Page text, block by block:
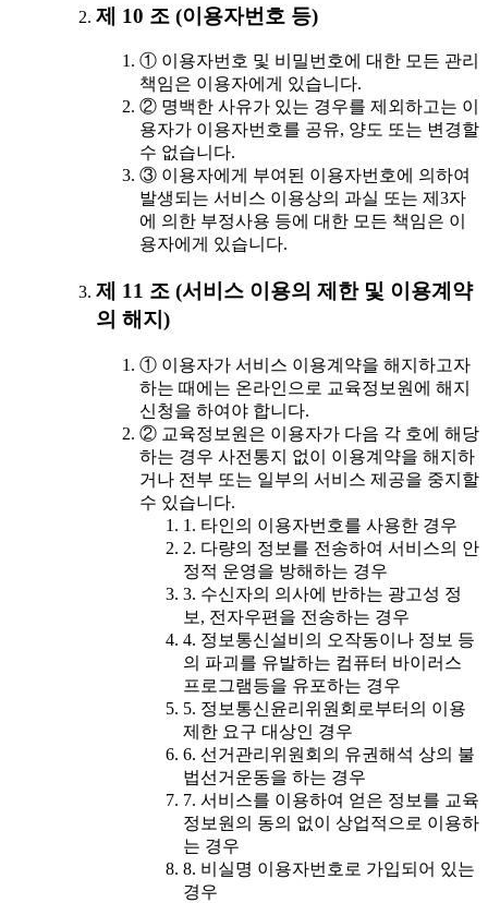
제 10 조 (이용자번호 등)
① 이용자번호 및 비밀번호에 대한 모든 관리
책임은 이용자에게 있습니다.
② 명백한 사유가 있는 경우를 제외하고는 이
용자가 이용자번호를 공유, 양도 또는 변경할
수 없습니다.
③ 이용자에게 부여된 이용자번호에 의하여
발생되는 서비스 이용상의 과실 또는 제3자
에 의한 부정사용 등에 대한 모든 책임은 이
용자에게 있습니다.
제 11 조 (서비스 이용의 제한 및 이용계약
의 해지)
① 이용자가 서비스 이용계약을 해지하고자
하는 때에는 온라인으로 교육정보원에 해지
신청을 하여야 합니다.
② 교육정보원은 이용자가 다음 각 호에 해당
하는 경우 사전통지 없이 이용계약을 해지하
거나 전부 또는 일부의 서비스 제공을 중지할
수 있습니다.
1. 타인의 이용자번호를 사용한 경우
2. 다량의 정보를 전송하여 서비스의 안
정적 운영을 방해하는 경우
3. 수신자의 의사에 반하는 광고성 정
보, 전자우편을 전송하는 경우
4. 정보통신설비의 오작동이나 정보 등
의 파괴를 유발하는 컴퓨터 바이러스
프로그램등을 유포하는 경우
5. 정보통신윤리위원회로부터의 이용
제한 요구 대상인 경우
6. 선거관리위원회의 유권해석 상의 불
법선거운동을 하는 경우
7. 서비스를 이용하여 얻은 정보를 교육
정보원의 동의 없이 상업적으로 이용하
는 경우
8. 비실명 이용자번호로 가입되어 있는
경우